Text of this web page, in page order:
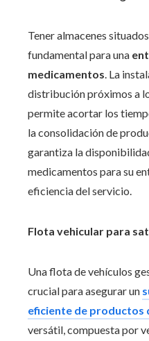
Tener almacenes
fundamental para una
medicamentos. La
distribución próximos a
permite acortar los
la consolidación de
garantiza la
medicamentos para su
eficiencia del servicio.
Flota vehicular para
Una flota de vehículos
crucial para asegurar un
eficiente de productos
versátil, compuesta por